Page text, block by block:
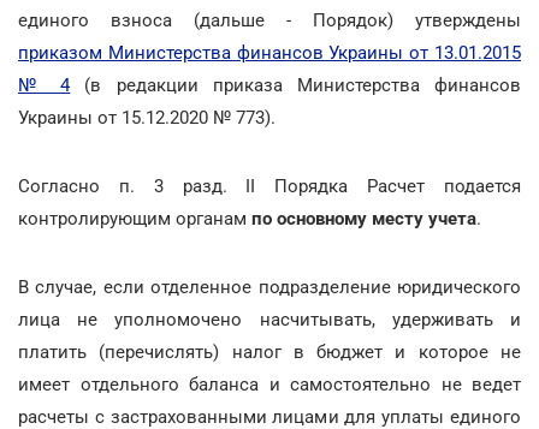
единого взноса (дальше - Порядок) утверждены
приказом Министерства финансов Украины от 13.01.2015
№ 4(в редакции приказа Министерства финансов
Украины от 15.12.2020 № 773).
Согласно п. 3 разд. II Порядка Расчет подается
контролирующим органам по основному месту учета.
В случае, если отделенное подразделение юридического
лица не уполномочено насчитывать, удерживать и
платить (перечислять) налог в бюджет и которое не
имеет отдельного баланса и самостоятельно не ведет
расчеты с застрахованными лицами для уплаты единого